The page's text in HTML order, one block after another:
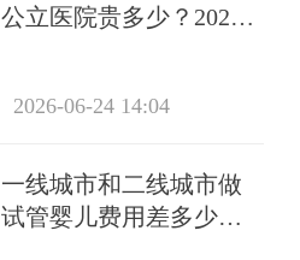
公立医院贵多少？2026
2026-06-24 14:04
一线城市和二线城市做
试管婴儿费用差多少？